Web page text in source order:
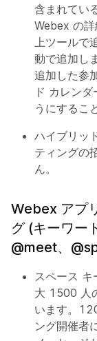
含まれてい
Webex の
上ツールで
動で追加し
追加した参
ド カレン
うにするこ
ハイブリッ
ティングの
ん。
Webex アプ
グ (キーワー
@meet、
スペース キ
大 1500 人
います。
ング開催者